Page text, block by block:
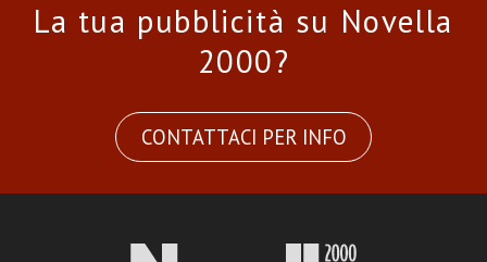
La tua pubblicità su Novella
2000?
CONTATTACI PER INFO